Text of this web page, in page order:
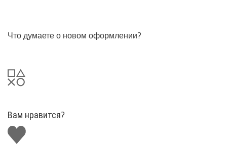
Что думаете о новом оформлении?
Вам нравится?
Поставить
лайк